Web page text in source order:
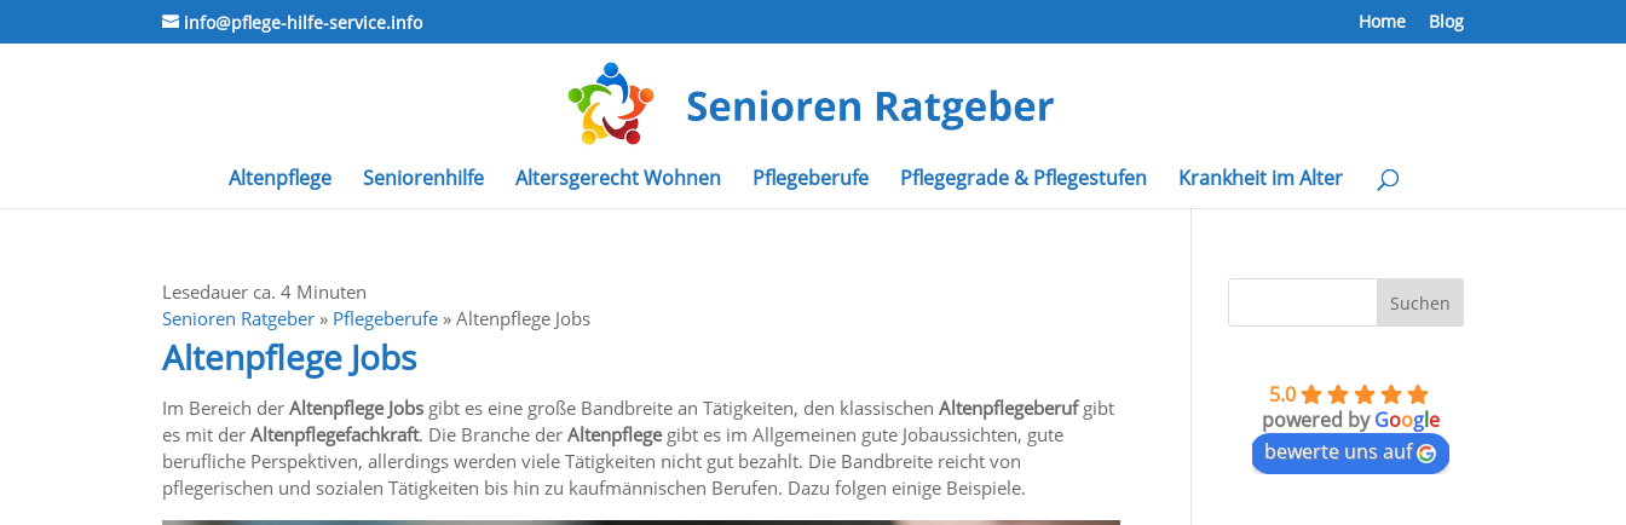
info@pflege-hilfe-service.info Home Blog
Altenpflege Seniorenhilfe Altersgerecht Wohnen Pflegeberufe Pflegegrade & Pflegestufen Krankheit im Alter
Lesedauer ca. 4 Minuten
Senioren Ratgeber » Pflegeberufe »Altenpflege Jobs
Altenpflege Jobs
Im Bereich derAltenpflege Jobs gibt es eine große Bandbreite an Tätigkeiten, den klassischenAltenpflegeberufgibt
es mit derAltenpflegefachkraft. Die Branche derAltenpflegegibt es im Allgemeinen gute Jobaussichten, gute
berufliche Perspektiven, allerdings werden viele Tätigkeiten nicht gut bezahlt. Die Bandbreite reicht von
pflegerischen und sozialen Tätigkeiten bis hin zu kaufmännischen Berufen. Dazu folgen einige Beispiele.
5.0
powered byGoogle
bewerte uns auf